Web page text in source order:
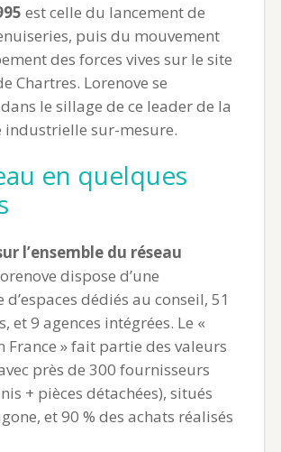
est celle du lancement de
puis du mouvement
des forces vives sur le site
Chartres. Lorenove se
le sillage de ce leader de la
industrielle sur-mesure.
en quelques
l’ensemble du réseau
dispose d’une
dédiés au conseil, 51
et 9 agences intégrées. Le «
France » fait partie des valeurs
près de 300 fournisseurs
+ pièces détachées), situés
et 90 % des achats réalisés